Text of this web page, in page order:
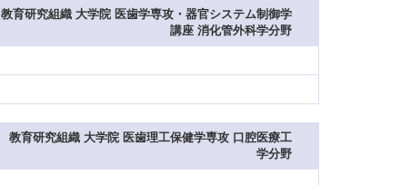
教育研究組織 大学院 医歯学専攻・器官システム制御学
講座 消化管外科学分野
教育研究組織 大学院 医歯理工保健学専攻 口腔医療工
学分野